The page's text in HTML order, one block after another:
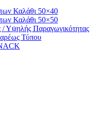
Καλάθι 50×40
Καλάθι 50×50
/ Υψηλής Παραγωγικότητας
Τύπου